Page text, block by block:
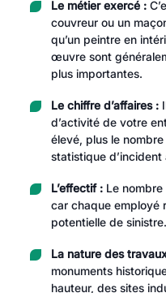
Le métier exercé :
couvreur ou un
qu’un peintre en
œuvre sont
plus importantes.
Le chiffre d’affaires :
d’activité de votre
élevé, plus le
statistique d’incident
L’effectif :Le nombre
car chaque employé
potentielle de sinistre.
La nature des
monuments
hauteur, des sites